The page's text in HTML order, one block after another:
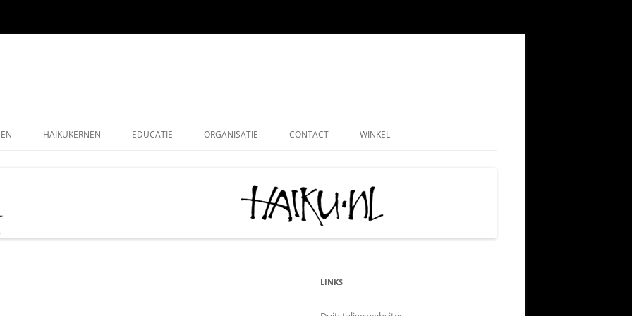
OUDE EDITIES
– KUKAI
HAIKUKERNEN EDUCATIE ORGANISATIE
HAIKU STICHTING NEDERLAND
MONOKU HAIKUWEDSTRIJD: PAUL
MERCKEN AANMOEDIGINGSPRIJS
CONTACT
LEDENADMINISTRATIE
LIDMAATSCHAP
DONATIE
WINKEL
MIJN ACCOUNT
CONTRIBUTIE HKN
LINKS